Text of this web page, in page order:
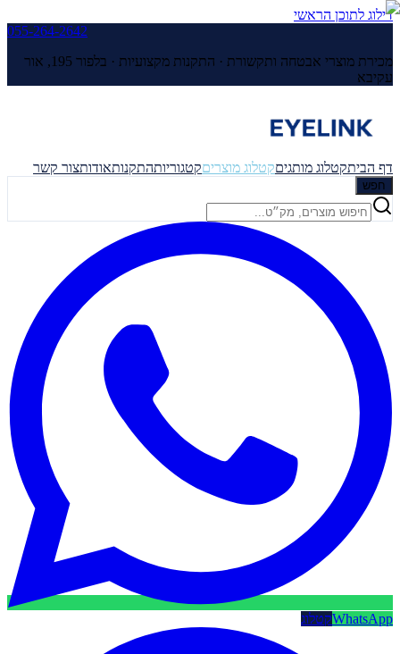
דילוג לתוכן הראשי
055-264-2642
מכירת מוצרי אבטחה ותקשורת · התקנות מקצועיות ·
בלפור 195, אור
עקיבא
דף הביתקטלוג מותגיםקטלוג מוצריםקטגוריותהתקנותאודותצור קשר
חפש
WhatsAppקטלוג